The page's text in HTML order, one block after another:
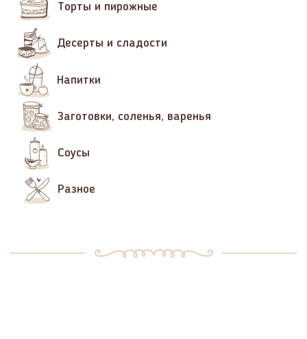
Торты и пирожные
Десерты и сладости
Напитки
Заготовки, соленья, варенья
Соусы
Разное